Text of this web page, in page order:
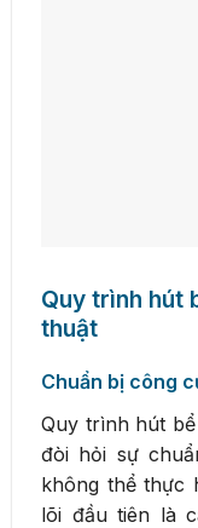
Quy trình hút
thuật
Chuẩn bị công
Quy trình hút
đòi hỏi sự
không thể thực
lõi đầu tiên là